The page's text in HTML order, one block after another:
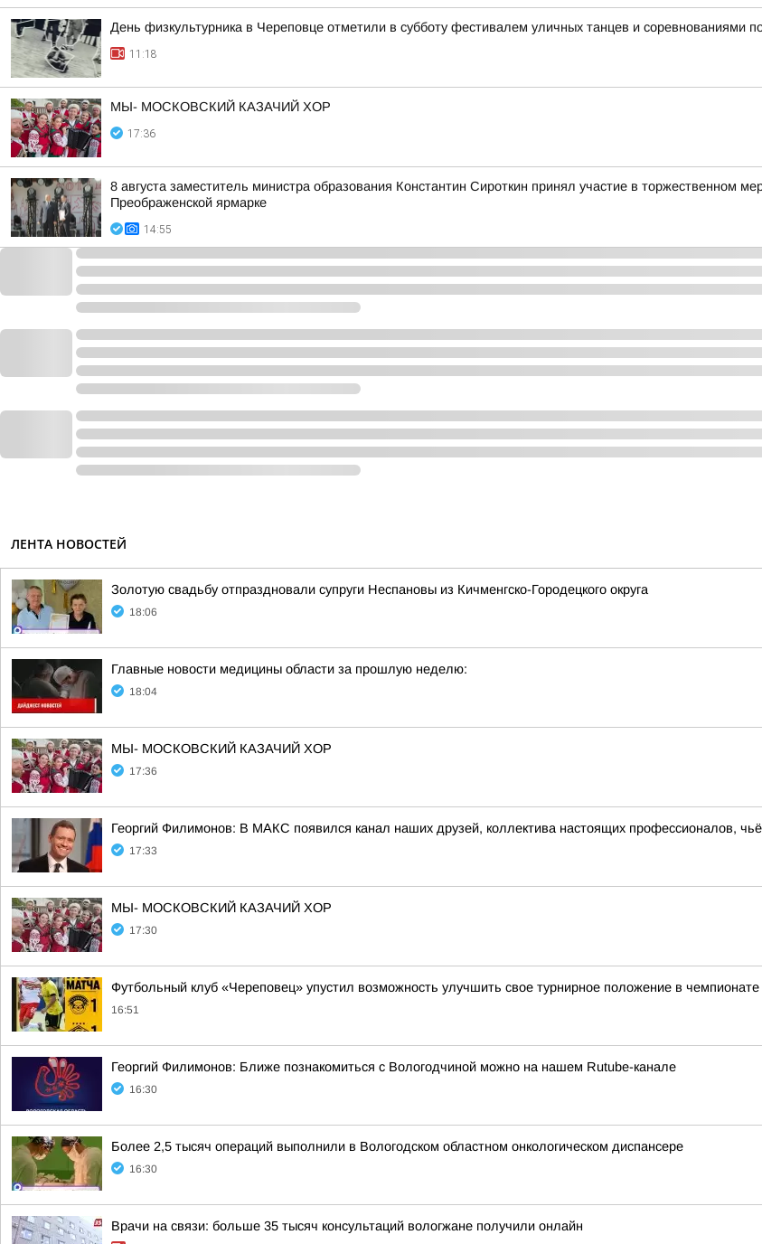
День физкультурника в Череповце отметили в субботу фестивалем уличных танцев и соревнованиями
11:18
МЫ- МОСКОВСКИЙ КАЗАЧИЙ ХОР
17:36
8 августа заместитель министра образования Константин Сироткин принял участие в торжественном
Преображенской ярмарке
14:55
ЛЕНТА НОВОСТЕЙ
Золотую свадьбу отпраздновали супруги Неспановы из Кичменгско-Городецкого округа
18:06
Главные новости медицины области за прошлую неделю:
18:04
МЫ- МОСКОВСКИЙ КАЗАЧИЙ ХОР
17:36
Георгий Филимонов: В МАКС появился канал наших друзей, коллектива настоящих профессионалов,
17:33
МЫ- МОСКОВСКИЙ КАЗАЧИЙ ХОР
17:30
Футбольный клуб «Череповец» упустил возможность улучшить свое турнирное положение в
16:51
Георгий Филимонов: Ближе познакомиться с Вологодчиной можно на нашем Rutube-канале
16:30
Более 2,5 тысяч операций выполнили в Вологодском областном онкологическом диспансере
16:30
Врачи на связи: больше 35 тысяч консультаций вологжане получили онлайн